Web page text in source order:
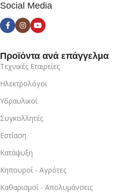
Social Media
Προϊόντα ανά επάγγελμα
Τεχνικές Εταιρείες
Ηλεκτρολόγοι
Υδραυλικοί
Συγκολλητές
Εστίαση
Κατάψυξη
Κηπουροί - Αγρότες
Καθαρισμοί - Απολυμάνσεις